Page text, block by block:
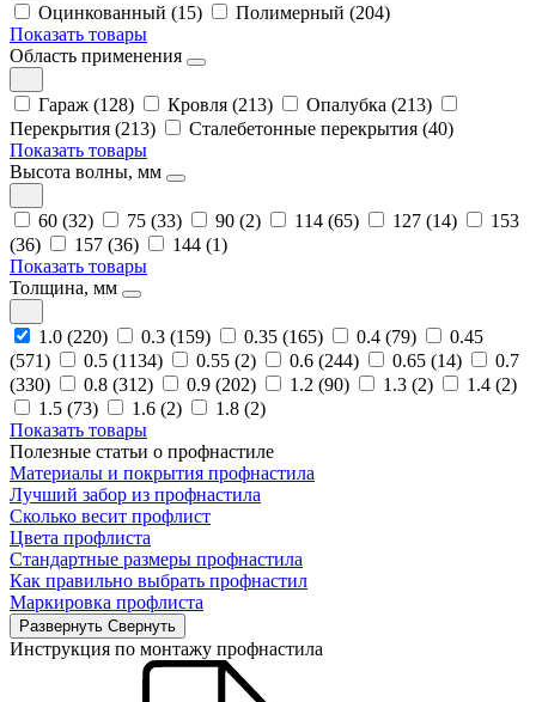
Оцинкованный (15)
Полимерный (204)
Показать товары
Область применения
Гараж (128) Кровля (213)
Опалубка (213)
Перекрытия (213)
Сталебетонные перекрытия (40)
Показать товары
Высота волны, мм
60 (32) 75 (33) 90 (2) 114 (65) 127 (14)
153
(36)
157 (36)
144 (1)
Показать товары
Толщина, мм
1.0 (220) 0.3 (159) 0.35 (165) 0.4 (79)
0.45
(571)
0.5 (1134) 0.55 (2) 0.6 (244) 0.65 (14)
0.7
(330)
0.8 (312) 0.9 (202) 1.2 (90) 1.3 (2)
1.4 (2)
1.5 (73)
1.6 (2)
1.8 (2)
Показать товары
Полезные статьи о профнастиле
Материалы и покрытия профнастила
Лучший забор из профнастила
Сколько весит профлист
Цвета профлиста
Стандартные размеры профнастила
Как правильно выбрать профнастил
Маркировка профлиста
Развернуть Свернуть
Инструкция по монтажу профнастила